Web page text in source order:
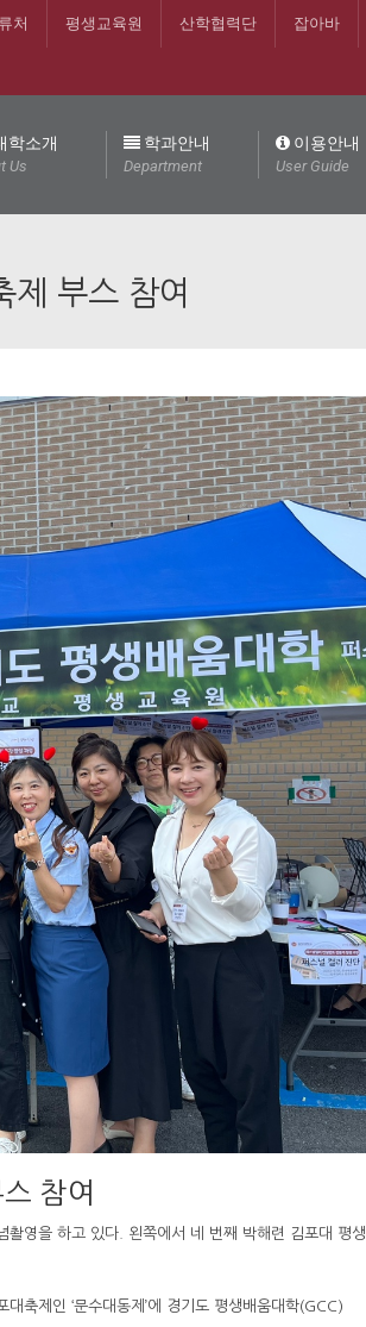
처 평생교육원 산학협력단 잡아바
학소개
Us
학과안내
Department
이용안내
User Guide
제 부스 참여
참여
영을 하고 있다. 왼쪽에서 네 번째 박해련 김포대 평생
축제인 ‘문수대동제’에 경기도 평생배움대학(GCC)